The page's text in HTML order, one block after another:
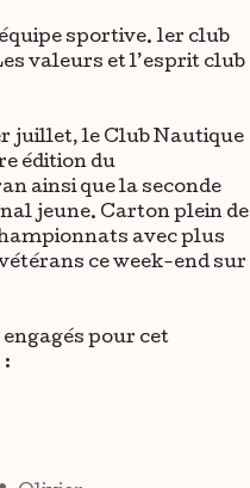
sportive. 1er club
valeurs et l’esprit club
juillet, le Club Nautique
édition du
ainsi que la seconde
jeune. Carton plein de
avec plus
ce week-end sur
pour cet
: